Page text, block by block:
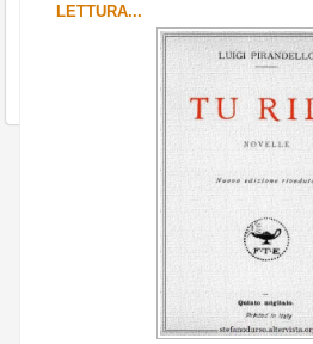
LETTURA...